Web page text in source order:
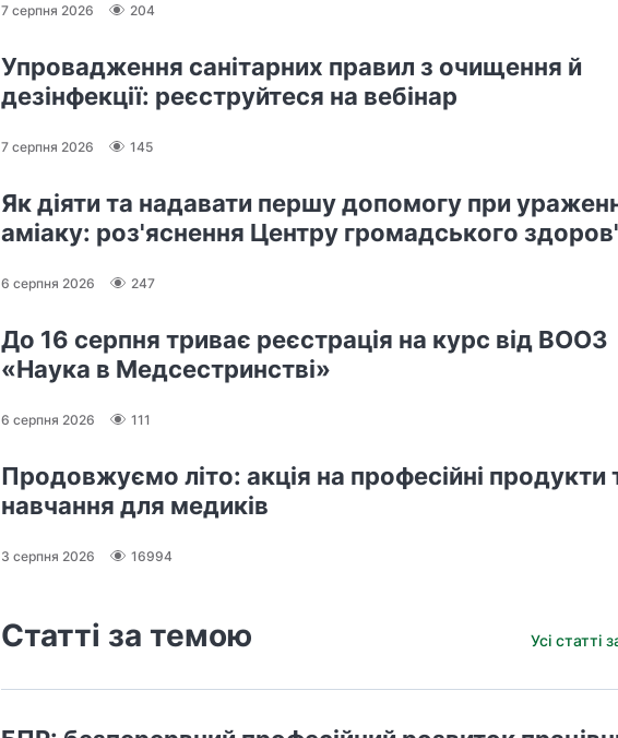
7 серпня 2026 204
Упровадження санітарних правил з очищення й
дезінфекції: реєструйтеся на вебінар
7 серпня 2026 145
Як діяти та надавати першу допомогу при
аміаку: роз'яснення Центру громадського
6 серпня 2026 247
До 16 серпня триває реєстрація на курс від ВООЗ
«Наука в Медсестринстві»
6 серпня 2026 111
Продовжуємо літо: акція на професійні продукти
навчання для медиків
3 серпня 2026 16994
Статті за темою Усі статті